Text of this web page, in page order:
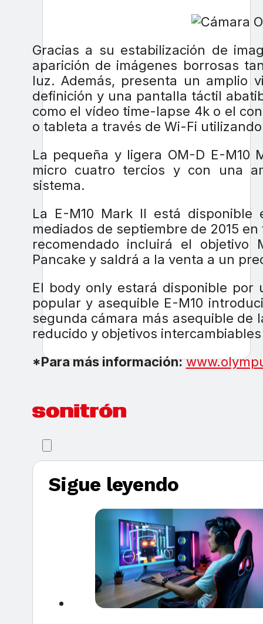
Gracias a su estabilización de
aparición de imágenes borrosas
luz. Además, presenta un amplio
definición y una pantalla táctil
como el vídeo time-lapse 4k o el
o tableta a través de Wi-Fi
La pequeña y ligera OM-D E-M10
micro cuatro tercios y con una
sistema.
La E-M10 Mark II está
mediados de septiembre de 2015
recomendado incluirá el objetivo
Pancake y saldrá a la venta a un
El body only estará disponible por
popular y asequible E-M10
segunda cámara más asequible de
reducido y objetivos
*Para más información:
Sigue leyendo